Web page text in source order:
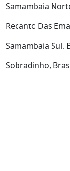
Samambaia
Recanto Das
Samambaia Sul,
Sobradinho,